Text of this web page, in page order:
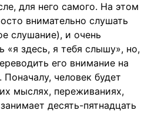
для него самого. На этом
внимательно слушать
слушание), и очень
«я здесь, я тебя слышу», но,
его внимание на
человек будет
мыслях, переживаниях,
десять-пятнадцать